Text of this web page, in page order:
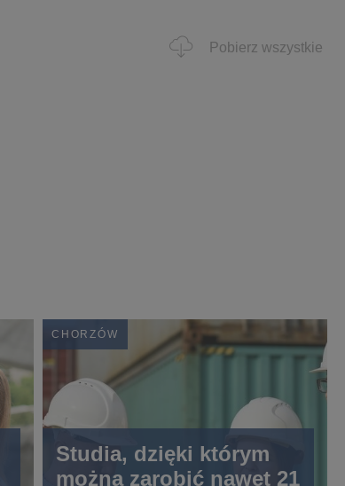
Pobierz wszystkie
CHORZÓW
Studia, dzięki którym
można zarobić nawet 21